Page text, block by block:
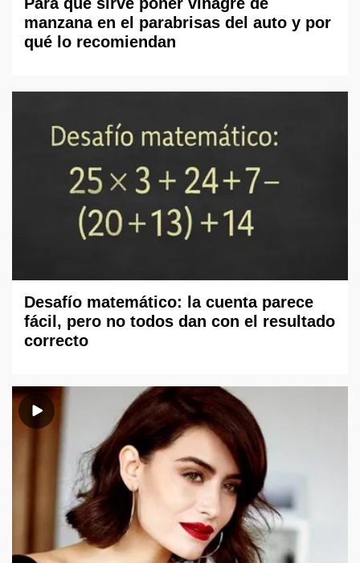
manzana en el parabrisas del auto y por
qué lo recomiendan
Desafío matemático: la cuenta parece
fácil, pero no todos dan con el resultado
correcto